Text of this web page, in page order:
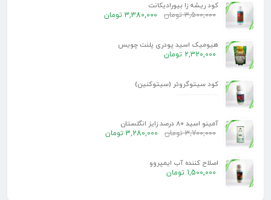
کود ریشه زا بیورادیکانت
3,500,000 تومان 3,380,000 تومان
هیومیک اسید پودری پلنت چویس
2,320,000 تومان
کود سیتوگروئر (سیتوکنین)
آمینو اسید 80 درصد زایز انگلستان
3,700,000 تومان 3,280,000 تومان
اصلاح کننده آب ایمپروو
1,500,000 تومان